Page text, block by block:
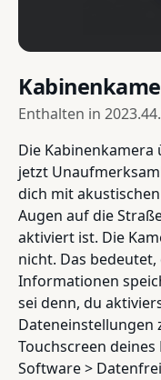
Enthalten in
Die Kabinenkamera
jetzt
dich mit
Augen auf die
aktiviert ist. Die
nicht. Das bedeutet,
Informationen
sei denn, du
Dateneinstellungen
Touchscreen
Software >